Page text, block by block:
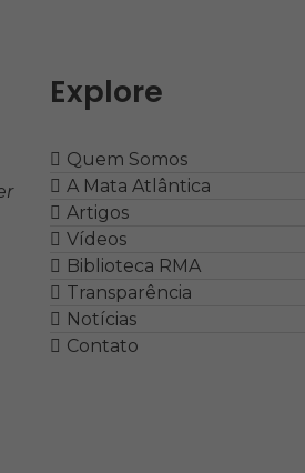
Explore
Quem Somos
A Mata Atlântica
Artigos
Vídeos
Biblioteca RMA
Transparência
Notícias
Contato